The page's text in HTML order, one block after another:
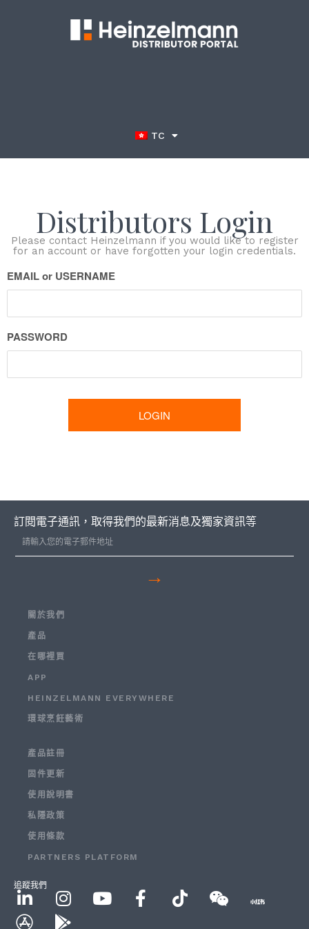
TC
Distributors Login
Please contact Heinzelmann if you would like to register
for an account or have forgotten your login credentials.
EMAIL or USERNAME
PASSWORD
訂閱電子通訊，取得我們的最新消息及獨家資訊等
→
關於我們
產品
在哪裡買
APP
HEINZELMANN EVERYWHERE
環球烹飪藝術
產品註冊
固件更新
使用說明書
私隱政策
使用條款
PARTNERS PLATFORM
追蹤我們